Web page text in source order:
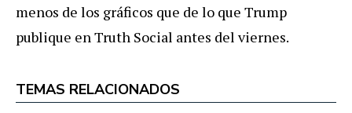
menos de los gráficos que de lo que Trump
publique en Truth Social antes del viernes.
TEMAS RELACIONADOS